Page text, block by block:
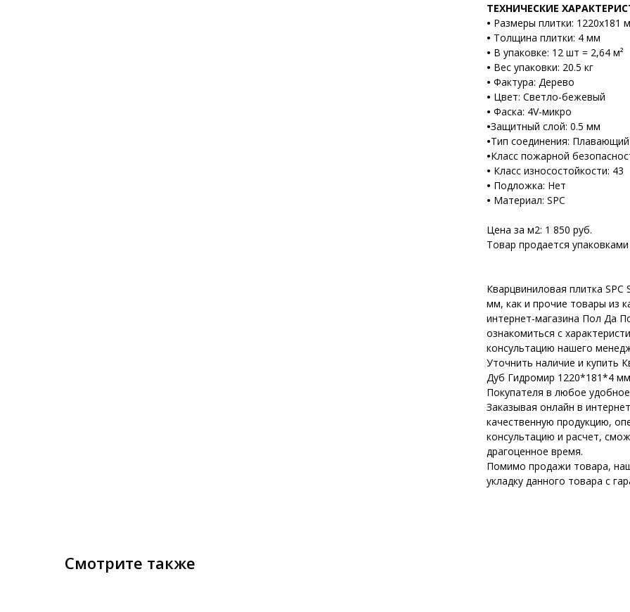
ТЕХНИЧЕСКИЕ
• Размеры плитки: 1220х181
• Толщина плитки: 4 мм
• В упаковке: 12 шт = 2,64 м²
• Вес упаковки: 20.5 кг
• Фактура: Дерево
• Цвет: Светло-бежевый
• Фаска: 4V-микро
•Защитный слой: 0.5 мм
•Тип соединения:
•Класс пожарной
• Класс износостойкости: 43
• Подложка: Нет
• Материал: SPC
Цена за м2: 1 850 руб.
Товар продается упаковками
Кварцвиниловая плитка
мм, как и прочие товары из
интернет-магазина Пол Да
ознакомиться с
консультацию нашего
Уточнить наличие и купить
Дуб Гидромир 1220*181*4
Покупателя в любое
Заказывая онлайн в
качественную продукцию,
консультацию и расчет,
драгоценное время.
Помимо продажи товара,
укладку данного товара с
Смотрите также